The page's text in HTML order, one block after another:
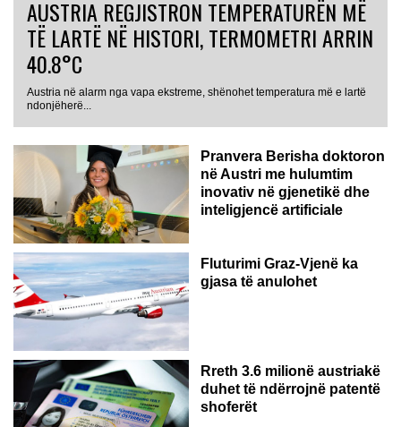
AUSTRIA REGJISTRON TEMPERATURËN MË
TË LARTË NË HISTORI, TERMOMETRI ARRIN
40.8°C
Austria në alarm nga vapa ekstreme, shënohet temperatura më e lartë
ndonjëherë...
AUSTRI
Pranvera Berisha doktoron
në Austri me hulumtim
inovativ në gjenetikë dhe
inteligjencë artificiale
Fluturimi Graz-Vjenë ka
gjasa të anulohet
Rreth 3.6 milionë austriakë
duhet të ndërrojnë patentë
shoferët